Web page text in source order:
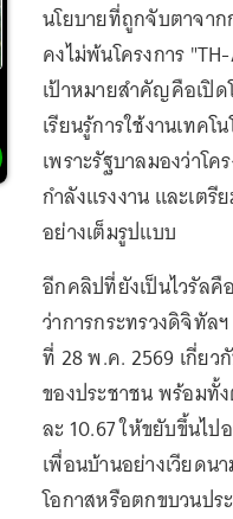
นโยบายที่ถูกจับตาจา
คงไม่พ้นโครงการ
เป้าหมายสำคัญคือเปิด
เรียนรู้การใช้งานเทค
เพราะรัฐบาลมองว่าโ
กำลังแรงงาน และเตรี
อย่างเต็มรูปแบบ
อีกคลิปที่ยังเป็นไวรัล
ว่าการกระทรวงดิจิทั
ที่ 28 พ.ค. 2569 เกี่ย
ของประชาชน พร้อมทั้
ละ 10.67 ให้ขยับขึ้นไป
เพื่อนบ้านอย่างเวียดน
โอกาสหรือตกขบวนปร